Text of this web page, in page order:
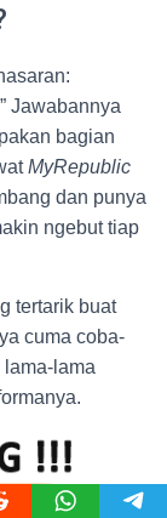
Jawabannya
bagian
MyRepublic
dan punya
ngebut tiap
tertarik buat
cuma coba-
lama